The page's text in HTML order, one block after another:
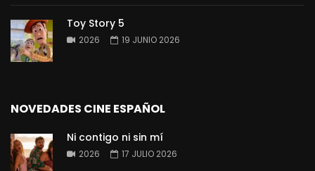
Toy Story 5
2026 19 JUNIO 2026
NOVEDADES CINE ESPAÑOL
Ni contigo ni sin mí
2026 17 JULIO 2026